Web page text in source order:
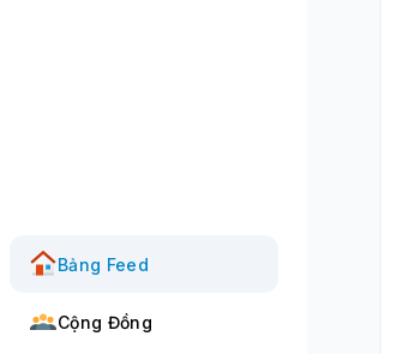
Bảng Feed
Cộng Đồng